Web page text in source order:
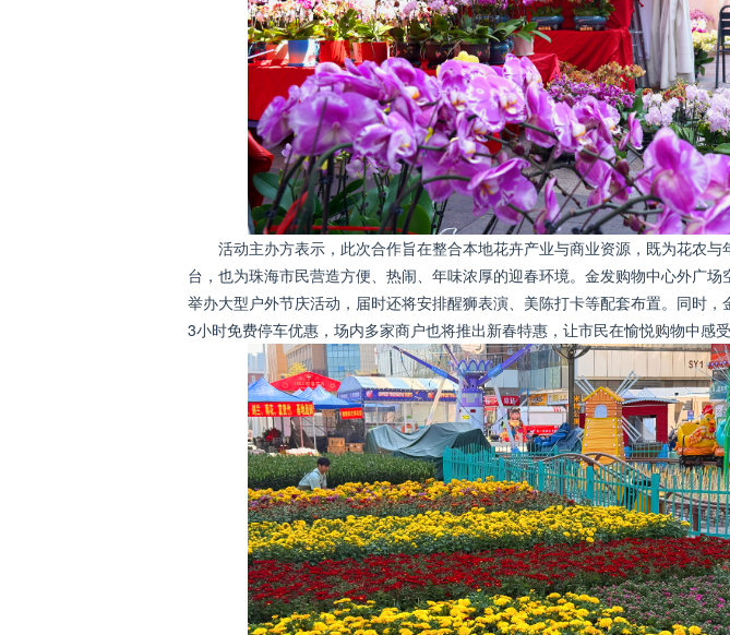
活动主办方表示，此次合作旨在整合本地花卉产业与商业资源，既为花农与
台，也为珠海市民营造方便、热闹、年味浓厚的迎春环境。金发购物中心外广场
举办大型户外节庆活动，届时还将安排醒狮表演、美陈打卡等配套布置。同时
3小时免费停车优惠，场内多家商户也将推出新春特惠，让市民在愉悦购物中感受